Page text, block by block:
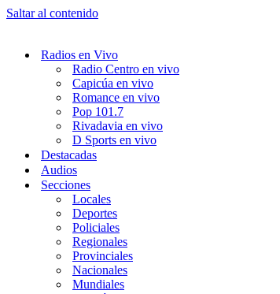
Saltar al contenido
Radios en Vivo
Radio Centro en vivo
Capicúa en vivo
Romance en vivo
Pop 101.7
Rivadavia en vivo
D Sports en vivo
Destacadas
Audios
Secciones
Locales
Deportes
Policiales
Regionales
Provinciales
Nacionales
Mundiales